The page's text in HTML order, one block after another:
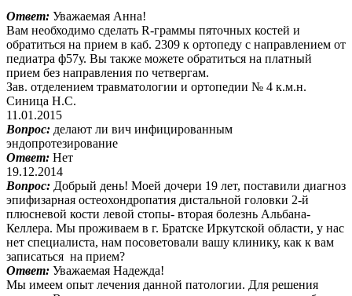
Ответ: Уважаемая Анна!
Вам необходимо сделать R-граммы пяточных костей и
обратиться на прием в каб. 2309 к ортопеду с направлением от
педиатра ф57у. Вы также можете обратиться на платный
прием без направления по четвергам.
Зав. отделением травматологии и ортопедии № 4 к.м.н.
Синица Н.С.
11.01.2015
Вопрос: делают ли вич инфицированным
эндопротезирование
Ответ: Нет
19.12.2014
Вопрос: Добрый день! Моей дочери 19 лет, поставили диагноз
эпифизарная остеохондропатия дистальной головки 2-й
плюсневой кости левой стопы- вторая болезнь Альбана-
Келлера. Мы проживаем в г. Братске Иркутской области, у нас
нет специалиста, нам посоветовали вашу клинику, как к вам
записаться на прием?
Ответ: Уважаемая Надежда!
Мы имеем опыт лечения данной патологии. Для решения